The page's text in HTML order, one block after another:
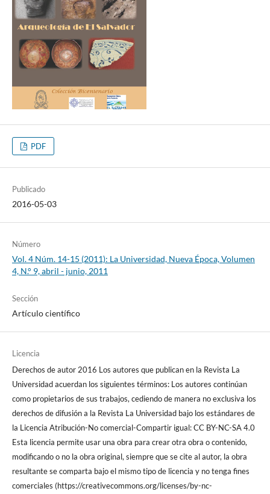
PDF
Publicado
2016-05-03
Número
Vol. 4 Núm. 14-15 (2011): La Universidad, Nueva Época, Volumen
4, N.° 9, abril - junio, 2011
Sección
Artículo científico
Licencia
Derechos de autor 2016 Los autores que publican en la Revista La
Universidad acuerdan los siguientes términos: Los autores continúan
como propietarios de sus trabajos, cediendo de manera no exclusiva los
derechos de difusión a la Revista La Universidad bajo los estándares de
la Licencia Atribución-No comercial-Compartir igual: CC BY-NC-SA 4.0
Esta licencia permite usar una obra para crear otra obra o contenido,
modificando o no la obra original, siempre que se cite al autor, la obra
resultante se comparta bajo el mismo tipo de licencia y no tenga fines
comerciales (https://creativecommons.org/licenses/by-nc-